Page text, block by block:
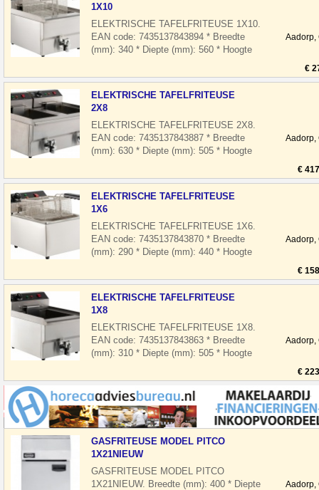
1X10
ELEKTRISCHE TAFELFRITEUSE 1X10.
EAN code: 7435137843894 * Breedte
(mm): 340 * Diepte (mm): 560 * Hoogte
vermoge
Aadorp,
€
ELEKTRISCHE TAFELFRITEUSE
2X8
ELEKTRISCHE TAFELFRITEUSE 2X8.
EAN code: 7435137843887 * Breedte
(mm): 630 * Diepte (mm): 505 * Hoogte
vermo
Aadorp,
€
ELEKTRISCHE TAFELFRITEUSE
1X6
ELEKTRISCHE TAFELFRITEUSE 1X6.
EAN code: 7435137843870 * Breedte
(mm): 290 * Diepte (mm): 440 * Hoogte
vermogen
Aadorp,
€
ELEKTRISCHE TAFELFRITEUSE
1X8
ELEKTRISCHE TAFELFRITEUSE 1X8.
EAN code: 7435137843863 * Breedte
(mm): 310 * Diepte (mm): 505 * Hoogte
vermogen
Aadorp,
€
GASFRITEUSE MODEL PITCO
1X21NIEUW
GASFRITEUSE MODEL PITCO
1X21NIEUW. Breedte (mm): 400 * Diepte
Aadorp,